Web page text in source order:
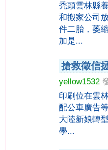
禿頭雲林縣
和搬家公司
件二胎，萎
加是...
搶救徵信
yellow1532
印刷位在雲
配公車廣告
大陸新娘轉
學...